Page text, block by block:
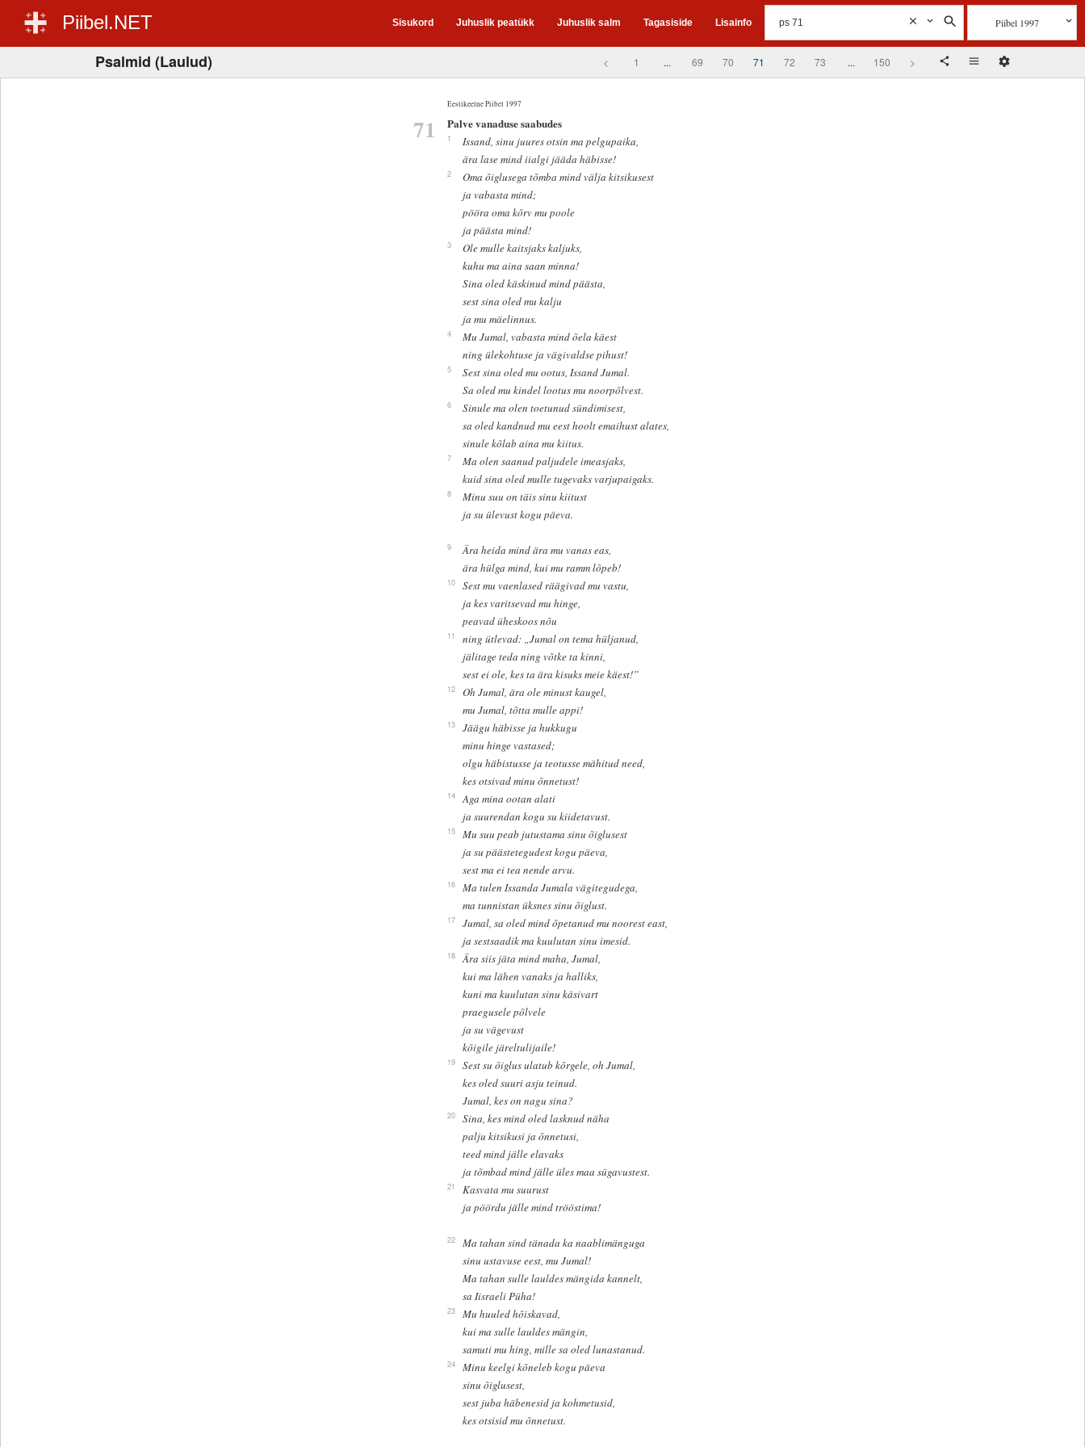
Piibel.NET Sisukord Juhuslik peatükk Juhuslik salm Tagasiside Lisainfo Piibel 1997
Psalmid (Laulud) < 1 ... 69 70 71 72 73 ... 150 >
Eestikeelne Piibel 1997
71 Palve vanaduse saabudes
1
Issand, sinu juures otsin ma pelgupaika,
ära lase mind iialgi jääda häbisse!
2
Oma õiglusega tõmba mind välja kitsikusest
ja vabasta mind;
pööra oma kõrv mu poole
ja päästa mind!
3
Ole mulle kaitsjaks kaljuks,
kuhu ma aina saan minna!
Sina oled käskinud mind päästa,
sest sina oled mu kalju
ja mu mäelinnus.
4
Mu Jumal, vabasta mind õela käest
ning ülekohtuse ja vägivaldse pihust!
5
Sest sina oled mu ootus, Issand Jumal.
Sa oled mu kindel lootus mu noorpõlvest.
6
Sinule ma olen toetunud sündimisest,
sa oled kandnud mu eest hoolt emaihust alates,
sinule kõlab aina mu kiitus.
7
Ma olen saanud paljudele imeasjaks,
kuid sina oled mulle tugevaks varjupaigaks.
8
Minu suu on täis sinu kiitust
ja su ülevust kogu päeva.
9
Ära heida mind ära mu vanas eas,
ära hülga mind, kui mu ramm lõpeb!
10
Sest mu vaenlased räägivad mu vastu,
ja kes varitsevad mu hinge,
peavad üheskoos nõu
11
ning ütlevad: „Jumal on tema hüljanud,
jälitage teda ning võtke ta kinni,
sest ei ole, kes ta ära kisuks meie käest!”
12
Oh Jumal, ära ole minust kaugel,
mu Jumal, tõtta mulle appi!
13
Jäägu häbisse ja hukkugu
minu hinge vastased;
olgu häbistusse ja teotusse mähitud need,
kes otsivad minu õnnetust!
14
Aga mina ootan alati
ja suurendan kogu su kiidetavust.
15
Mu suu peab jutustama sinu õiglusest
ja su päästetegudest kogu päeva,
sest ma ei tea nende arvu.
16
Ma tulen Issanda Jumala vägitegudega,
ma tunnistan üksnes sinu õiglust.
17
Jumal, sa oled mind õpetanud mu noorest east,
ja sestsaadik ma kuulutan sinu imesid.
18
Ära siis jäta mind maha, Jumal,
kui ma lähen vanaks ja halliks,
kuni ma kuulutan sinu käsivart
praegusele põlvele
ja su vägevust
kõigile järeltulijaile!
19
Sest su õiglus ulatub kõrgele, oh Jumal,
kes oled suuri asju teinud.
Jumal, kes on nagu sina?
20
Sina, kes mind oled lasknud näha
palju kitsikusi ja õnnetusi,
teed mind jälle elavaks
ja tõmbad mind jälle üles maa sügavustest.
21
Kasvata mu suurust
ja pöördu jälle mind trööstima!
22
Ma tahan sind tänada ka naablimänguga
sinu ustavuse eest, mu Jumal!
Ma tahan sulle lauldes mängida kannelt,
sa Iisraeli Püha!
23
Mu huuled hõiskavad,
kui ma sulle lauldes mängin,
samuti mu hing, mille sa oled lunastanud.
24
Minu keelgi kõneleb kogu päeva
sinu õiglusest,
sest juba häbenesid ja kohmetusid,
kes otsisid mu õnnetust.